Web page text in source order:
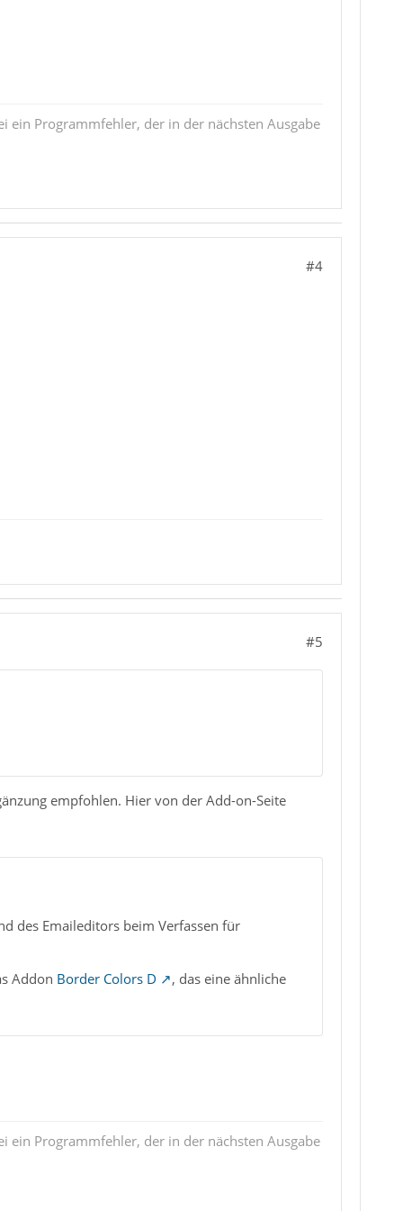
ein Programmfehler, der in der nächsten Ausgabe
#4
#5
empfohlen. Hier von der Add-on-Seite
des Emaileditors beim Verfassen für
Addon Border Colors D , das eine ähnliche
ein Programmfehler, der in der nächsten Ausgabe